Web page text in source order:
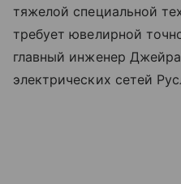
тяжелой специальной
требует ювелирной
главный инженер
электрических сетей